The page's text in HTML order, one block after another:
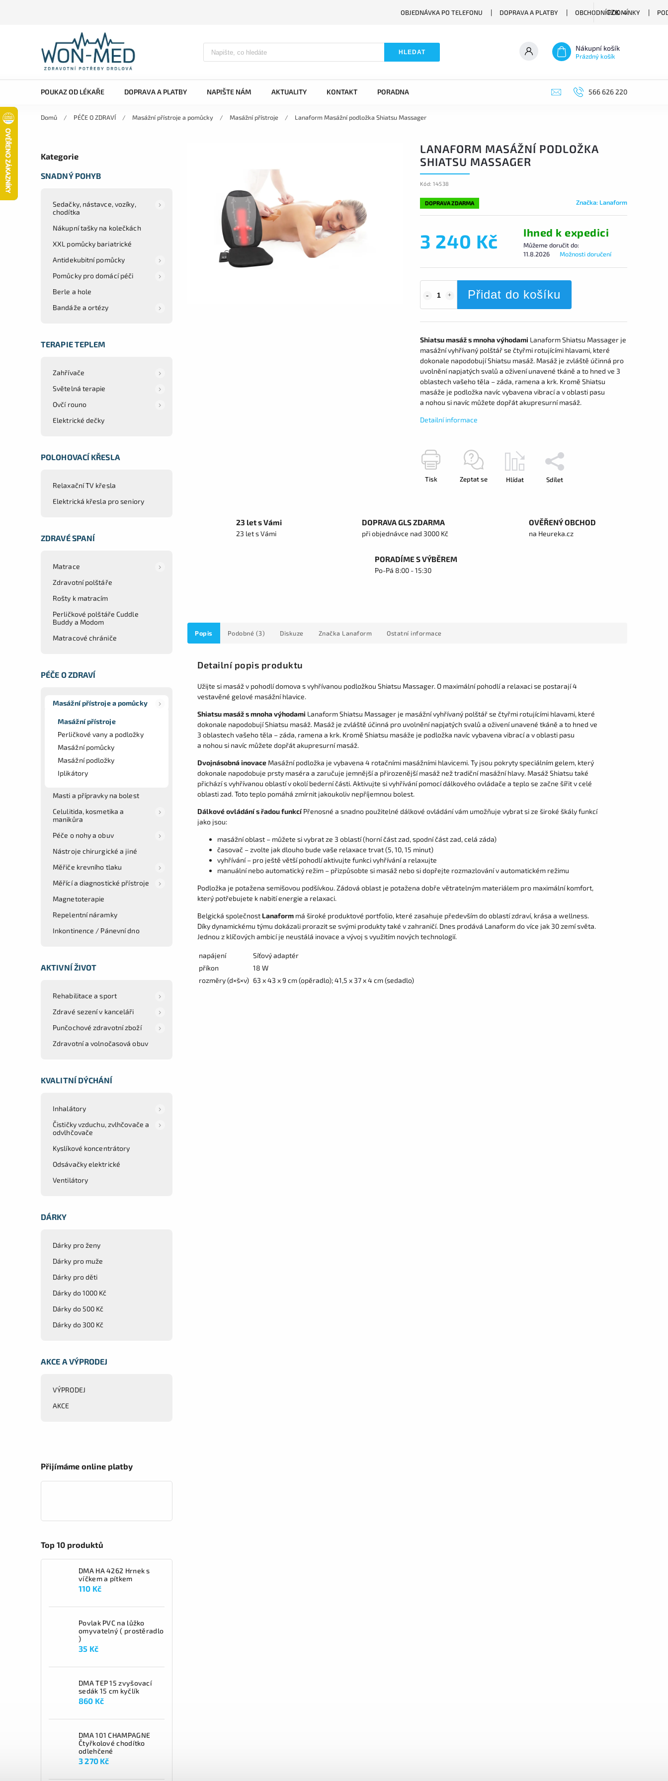
OBJEDNÁVKA PO TELEFONU DOPRAVA A PLATBY OBCHODNÍ PODMÍNKY
CZK
HLEDAT Nákupní košík
Prázdný košík
POUKAZ OD LÉKAŘE DOPRAVA A PLATBY NAPIŠTE NÁM AKTUALITY KONTAKT PORADNA 566 626 220
Domů / PÉČE O ZDRAVÍ / Masážní přístroje a pomůcky / Masážní přístroje / Lanaform Masážní podložka Shiatsu Massager
Kategorie
SNADNÝ POHYB
Sedačky, nástavce, vozíky,
chodítka
Nákupní tašky na kolečkách
XXL pomůcky bariatrické
Antidekubitní pomůcky
Pomůcky pro domácí péči
Berle a hole
Bandáže a ortézy
TERAPIE TEPLEM
Zahřívače
Světelná terapie
Ovčí rouno
Elektrické dečky
POLOHOVACÍ KŘESLA
Relaxační TV křesla
Elektrická křesla pro seniory
ZDRAVÉ SPANÍ
Matrace
Zdravotní polštáře
Rošty k matracím
Perličkové polštáře Cuddle
Buddy a Modom
Matracové chrániče
PÉČE O ZDRAVÍ
Masážní přístroje a pomůcky
Masážní přístroje
Perličkové vany a podložky
Masážní pomůcky
Masážní podložky
Iplikátory
Masti a přípravky na bolest
Celulitida, kosmetika a
manikůra
Péče o nohy a obuv
Nástroje chirurgické a jiné
Měřiče krevního tlaku
Měřící a diagnostické přístroje
Magnetoterapie
Repelentní náramky
Inkontinence / Pánevní dno
AKTIVNÍ ŽIVOT
Rehabilitace a sport
Zdravé sezení v kanceláři
Punčochové zdravotní zboží
Zdravotní a volnočasová obuv
KVALITNÍ DÝCHÁNÍ
Inhalátory
Čističky vzduchu, zvlhčovače a
odvlhčovače
Kyslíkové koncentrátory
Odsávačky elektrické
Ventilátory
DÁRKY
Dárky pro ženy
Dárky pro muže
Dárky pro děti
Dárky do 1000 Kč
Dárky do 500 Kč
Dárky do 300 Kč
AKCE A VÝPRODEJ
VÝPRODEJ
AKCE
Přijímáme online platby
Top 10 produktů
DMA HA 4262 Hrnek s
víčkem a pítkem
110 Kč
Povlak PVC na lůžko
omyvatelný ( prostěradlo
)
35 Kč
DMA TEP 15 zvyšovací
sedák 15 cm kyčlík
860 Kč
DMA 101 CHAMPAGNE
Čtyřkolové chodítko
odlehčené
3 270 Kč
LANAFORM MASÁŽNÍ PODLOŽKA
SHIATSU MASSAGER
Kód: 14538
DOPRAVA ZDARMA Značka: Lanaform
3 240 Kč Ihned k expedici
Můžeme doručit do:
11.8.2026
Možnosti doručení
Přidat do košíku
Shiatsu masáž s mnoha výhodami Lanaform Shiatsu Massager je
masážní vyhřívaný polštář se čtyřmi rotujícími hlavami, které
dokonale napodobují Shiatsu masáž. Masáž je zvláště účinná pro
uvolnění napjatých svalů a oživení unavené tkáně a to hned ve 3
oblastech vašeho těla – záda, ramena a krk. Kromě Shiatsu
masáže je podložka navíc vybavena vibrací a v oblasti pasu
a nohou si navíc můžete dopřát akupresurní masáž.
Detailní informace
Tisk Zeptat se Hlídat Sdílet
23 let s Vámi
23 let s Vámi
DOPRAVA GLS ZDARMA
při objednávce nad 3000 Kč
OVĚŘENÝ OBCHOD
na Heureka.cz
PORADÍME S VÝBĚREM
Po-Pá 8:00 - 15:30
Popis Podobné (3) Diskuze Značka Lanaform Ostatní informace
Detailní popis produktu
Užijte si masáž v pohodlí domova s vyhřívanou podložkou Shiatsu Massager. O maximální pohodlí a relaxaci se postarají 4
vestavěné gelové masážní hlavice.
Shiatsu masáž s mnoha výhodami Lanaform Shiatsu Massager je masážní vyhřívaný polštář se čtyřmi rotujícími hlavami, které
dokonale napodobují Shiatsu masáž. Masáž je zvláště účinná pro uvolnění napjatých svalů a oživení unavené tkáně a to hned ve
3 oblastech vašeho těla – záda, ramena a krk. Kromě Shiatsu masáže je podložka navíc vybavena vibrací a v oblasti pasu
a nohou si navíc můžete dopřát akupresurní masáž.
Dvojnásobná inovace Masážní podložka je vybavena 4 rotačními masážními hlavicemi. Ty jsou pokryty speciálním gelem, který
dokonale napodobuje prsty maséra a zaručuje jemnější a přirozenější masáž než tradiční masážní hlavy. Masáž Shiatsu také
přichází s vyhřívanou oblastí v okolí bederní části. Aktivujte si vyhřívání pomocí dálkového ovládače a teplo se začne šířit v celé
oblasti zad. Toto teplo pomáhá zmírnit jakoukoliv nepříjemnou bolest.
Dálkové ovládání s řadou funkcí Přenosné a snadno použitelné dálkové ovládání vám umožňuje vybrat si ze široké škály funkcí
jako jsou:
masážní oblast – můžete si vybrat ze 3 oblastí (horní část zad, spodní část zad, celá záda)
časovač – zvolte jak dlouho bude vaše relaxace trvat (5, 10, 15 minut)
vyhřívání – pro ještě větší pohodlí aktivujte funkci vyhřívání a relaxujte
manuální nebo automatický režim – přizpůsobte si masáž nebo si dopřejte rozmazlování v automatickém re­žimu
Podložka je potažena semišovou podšívkou. Zádová oblast je potažena dobře větratelným materiálem pro maximální komfort,
který potřebujete k nabití energie a relaxaci.
Belgická společnost Lanaform má široké produktové portfolio, které zasahuje především do oblastí zdraví, krása a wellness.
Díky dynamickému týmu dokázali prorazit se svými produkty také v zahraničí. Dnes prodává Lanaform do více jak 30 zemí světa.
Jednou z klíčových ambicí je neustálá inovace a vývoj s využitím nových technologií.
napájení
Síťový adaptér
příkon
18 W
rozměry (d×š×v) 63 x 43 x 9 cm (opěradlo); 41,5 x 37 x 4 cm (sedadlo)